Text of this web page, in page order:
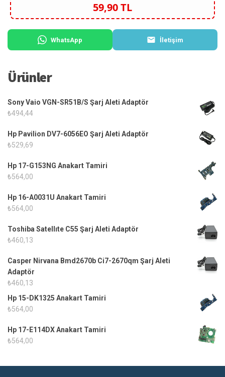
59,90 TL
WhatsApp İletişim
Ürünler
Sony Vaio VGN-SR51B/S Şarj Aleti Adaptör
₺494,44
Hp Pavilion DV7-6056EO Şarj Aleti Adaptör
₺529,69
Hp 17-G153NG Anakart Tamiri
₺564,00
Hp 16-A0031U Anakart Tamiri
₺564,00
Toshiba Satellıte C55 Şarj Aleti Adaptör
₺460,13
Casper Nirvana Bmd2670b Ci7-2670qm Şarj Aleti
Adaptör
₺460,13
Hp 15-DK1325 Anakart Tamiri
₺564,00
Hp 17-E114DX Anakart Tamiri
₺564,00